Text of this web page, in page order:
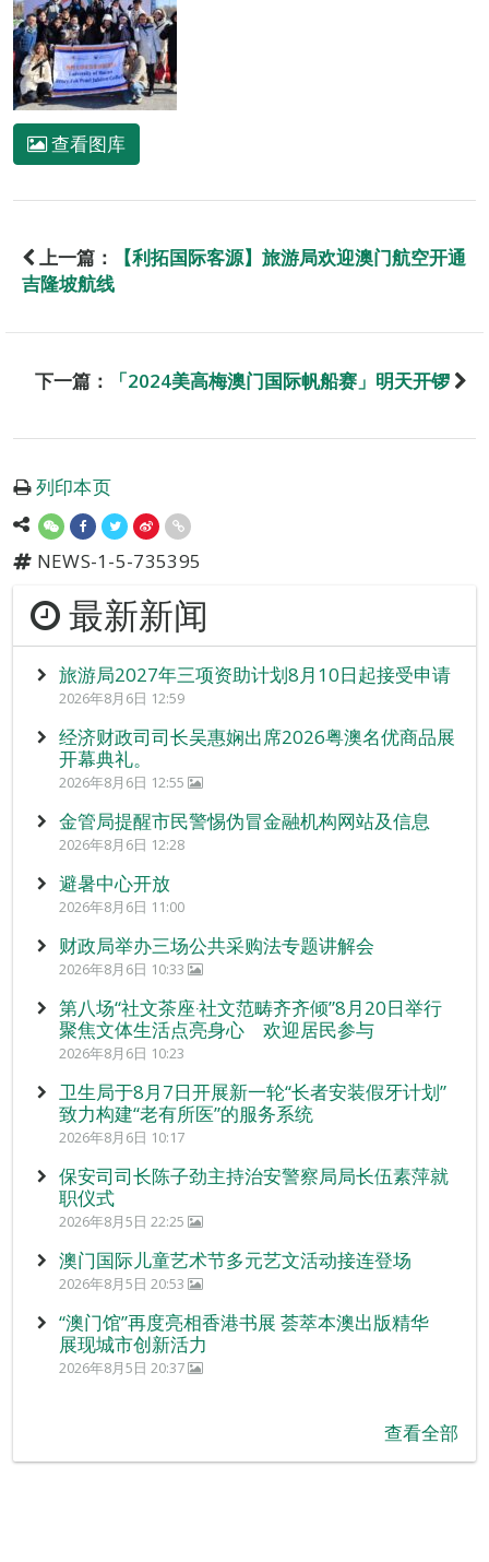
查看图库
上一篇：
【利拓国际客源】旅游局欢迎澳门航空开通
吉隆坡航线
下一篇： 「2024美高梅澳门国际帆船赛」明天开锣
列印本页
NEWS-1-5-735395
最新新闻
旅游局2027年三项资助计划8月10日起接受申请
2026年8月6日 12:59
经济财政司司长吴惠娴出席2026粤澳名优商品展
开幕典礼。
2026年8月6日 12:55
金管局提醒市民警惕伪冒金融机构网站及信息
2026年8月6日 12:28
避暑中心开放
2026年8月6日 11:00
财政局举办三场公共采购法专题讲解会
2026年8月6日 10:33
第八场“社文茶座‧社文范畴齐齐倾”8月20日举行
聚焦文体生活点亮身心 欢迎居民参与
2026年8月6日 10:23
卫生局于8月7日开展新一轮“长者安装假牙计划”
致力构建“老有所医”的服务系统
2026年8月6日 10:17
保安司司长陈子劲主持治安警察局局长伍素萍就
职仪式
2026年8月5日 22:25
澳门国际儿童艺术节多元艺文活动接连登场
2026年8月5日 20:53
“澳门馆”再度亮相香港书展 荟萃本澳出版精华
展现城市创新活力
2026年8月5日 20:37
查看全部